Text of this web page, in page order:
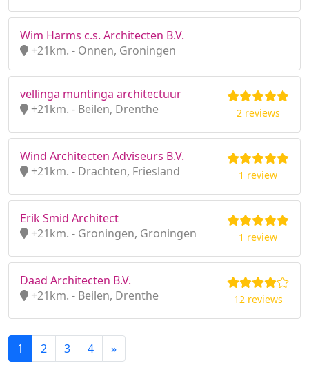
Wim Harms c.s. Architecten B.V.
+21km. - Onnen, Groningen
vellinga muntinga architectuur
+21km. - Beilen, Drenthe
2 reviews
Wind Architecten Adviseurs B.V.
+21km. - Drachten, Friesland
1 review
Erik Smid Architect
+21km. - Groningen, Groningen
1 review
Daad Architecten B.V.
+21km. - Beilen, Drenthe
12 reviews
1 2 3 4 »